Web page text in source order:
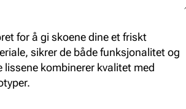
for å gi skoene dine et friskt
sikrer de både funksjonalitet og
kombinerer kvalitet med